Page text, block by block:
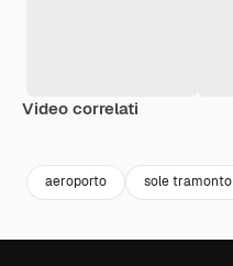
Video correlati
aeroporto sole tramonto